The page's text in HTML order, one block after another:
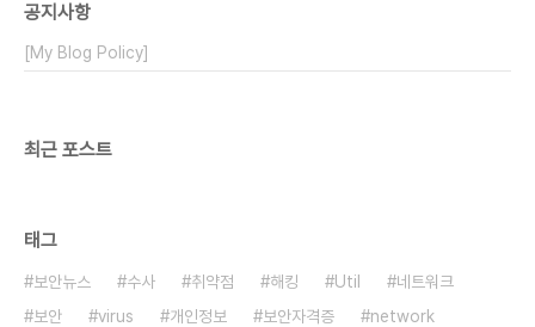
공지사항
[My Blog Policy]
최근 포스트
태그
보안뉴스 수사 취약점 해킹 Util
네트워크
보안
virus 개인정보 보안자격증
network